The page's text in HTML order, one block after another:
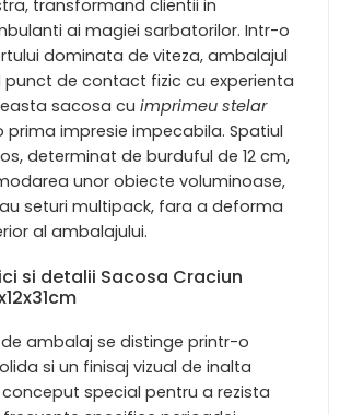
transformand clientii in
ai magiei sarbatorilor. Intr-o
dominata de viteza, ambalajul
punct de contact fizic cu experienta
sacosa cu imprimeu stelar
impresie impecabila. Spatiul
determinat de burduful de 12 cm,
unor obiecte voluminoase,
seturi multipack, fara a deforma
al ambalajului.
si detalii Sacosa Craciun
ambalaj se distinge printr-o
si un finisaj vizual de inalta
special pentru a rezista